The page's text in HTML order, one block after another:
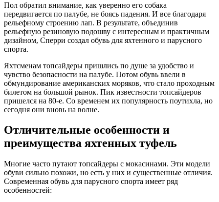
Пол обратил внимание, как уверенно его собака
передвигается по палубе, не боясь падения. И все благодаря
рельефному строению лап. В результате, объединив
рельефную резиновую подошву с интересным и практичным
дизайном, Сперри создал обувь для яхтенного и парусного
спорта.
Яхтсменам топсайдеры пришлись по душе за удобство и
чувство безопасности на палубе. Потом обувь ввели в
обмундирование американских моряков, что стало проходным
билетом на большой рынок. Пик известности топсайдеров
пришелся на 80-е. Со временем их популярность поутихла, но
сегодня они вновь на волне.
Отличительные особенности и
преимущества яхтенных туфель
Многие часто путают топсайдеры с мокасинами. Эти модели
обуви сильно похожи, но есть у них и существенные отличия.
Современная обувь для парусного спорта имеет ряд
особенностей: